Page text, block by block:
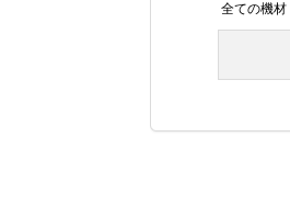
全ての機材 |